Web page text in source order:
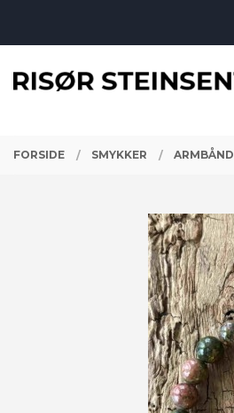
FORSIDE SMYKKER ARMBÅND